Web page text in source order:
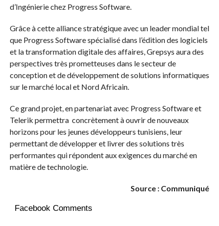
d’Ingénierie chez Progress Software.
Grâce à cette alliance stratégique avec un leader mondial tel
que Progress Software spécialisé dans l’édition des logiciels
et la transformation digitale des affaires, Grepsys aura des
perspectives très prometteuses dans le secteur de
conception et de développement de solutions informatiques
sur le marché local et Nord Africain.
Ce grand projet, en partenariat avec Progress Software et
Telerik permettra concrètement à ouvrir de nouveaux
horizons pour les jeunes développeurs tunisiens, leur
permettant de développer et livrer des solutions très
performantes qui répondent aux exigences du marché en
matière de technologie.
Source : Communiqué
Facebook Comments